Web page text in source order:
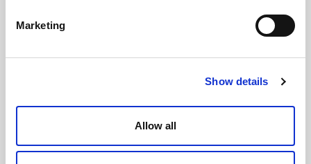
Marketing
Show details
Allow all